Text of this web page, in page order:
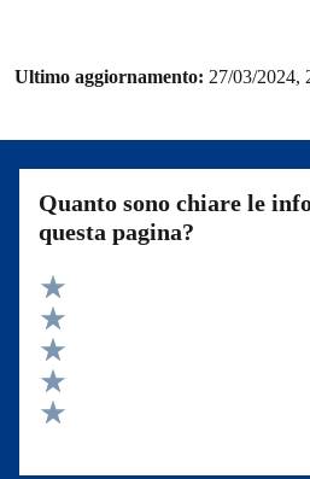
Ultimo aggiornamento: 27/03/2024,
Quanto sono chiare le
questa pagina?
Valuta 5 stelle su 5
Valuta 4 stelle su 5
Valuta 3 stelle su 5
Valuta 2 stelle su 5